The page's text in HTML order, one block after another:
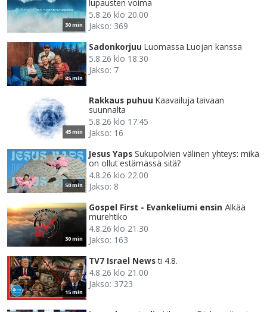
30 min
lupausten voima
5.8.26 klo 20.00
Jakso: 369
85 min
Sadonkorjuu Luomassa Luojan kanssa
5.8.26 klo 18.30
Jakso: 7
45 min
Rakkaus puhuu Kaavailuja taivaan
suunnalta
5.8.26 klo 17.45
Jakso: 16
50 min
Jesus Yaps Sukupolvien välinen yhteys: mikä
on ollut estämässä sitä?
4.8.26 klo 22.00
Jakso: 8
30 min
Gospel First - Evankeliumi ensin Älkää
murehtiko
4.8.26 klo 21.30
Jakso: 163
15 min
TV7 Israel News ti 4.8.
4.8.26 klo 21.00
Jakso: 3723